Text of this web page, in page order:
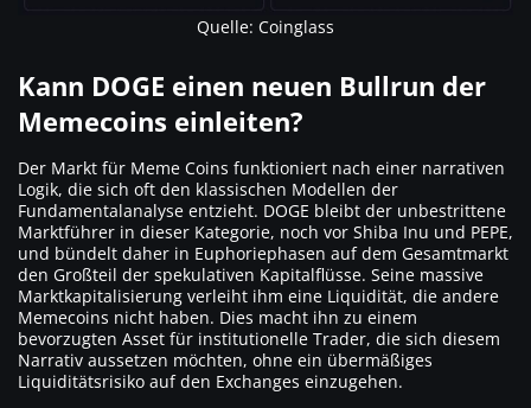
Quelle: Coinglass
Kann DOGE einen neuen Bullrun der
Memecoins einleiten?
Der Markt für Meme Coins funktioniert nach einer narrativen
Logik, die sich oft den klassischen Modellen der
Fundamentalanalyse entzieht. DOGE bleibt der unbestrittene
Marktführer in dieser Kategorie, noch vor Shiba Inu und PEPE,
und bündelt daher in Euphoriephasen auf dem Gesamtmarkt
den Großteil der spekulativen Kapitalflüsse. Seine massive
Marktkapitalisierung verleiht ihm eine Liquidität, die andere
Memecoins nicht haben. Dies macht ihn zu einem
bevorzugten Asset für institutionelle Trader, die sich diesem
Narrativ aussetzen möchten, ohne ein übermäßiges
Liquiditätsrisiko auf den Exchanges einzugehen.